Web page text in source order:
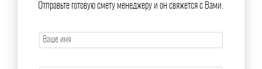
Отправьте готовую смету менеджеру и он свяжется с Вами.